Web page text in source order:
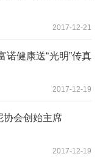
2017-12-21
诺健康送“光明”传真
2017-12-19
协会创始主席
2017-12-19